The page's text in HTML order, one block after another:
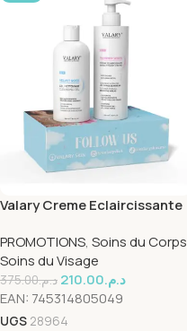
Valary Creme Eclaircissante
Pack
PROMOTIONS, Soins du Corps
Soins du Visage
د.م.375.00 د.م.210.00
EAN: 745314805049
UGS 28964